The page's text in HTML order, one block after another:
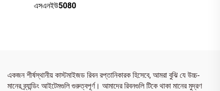
এসএনইউ5080
একজন শীর্ষস্থানীয় কাস্টমাইজড রিবন রপ্তানিকারক হিসেবে, আমরা বুঝি যে উচ্চ-
মানের ব্র্যান্ডিং আইটেমগুলি গুরুত্বপূর্ণ। আমাদের রিবনগুলি টিকে থাকা মানের মুদ্রণ